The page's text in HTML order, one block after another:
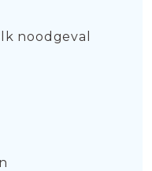
noodgeval